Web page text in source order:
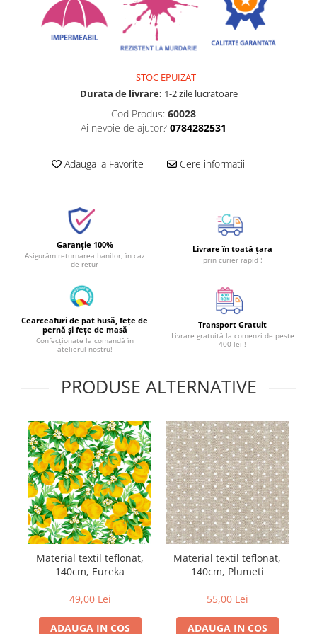
STOC EPUIZAT
Durata de livrare: 1-2 zile lucratoare
Cod Produs: 60028
Ai nevoie de ajutor? 0784282531
Adauga la Favorite Cere informatii
Garanție 100%
Asigurăm returnarea banilor, în caz
de retur
Livrare în toată țara
prin curier rapid !
Cearceafuri de pat husă, fețe de
pernă și fețe de masă
Confecționate la comandă în
atelierul nostru!
Transport Gratuit
Livrare gratuită la comenzi de peste
400 lei !
PRODUSE ALTERNATIVE
Material textil teflonat,
140cm, Eureka
49,00 Lei
ADAUGA IN COS
Material textil teflonat,
140cm, Plumeti
55,00 Lei
ADAUGA IN COS